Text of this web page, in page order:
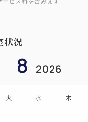
状況
8 2026
火 水 木